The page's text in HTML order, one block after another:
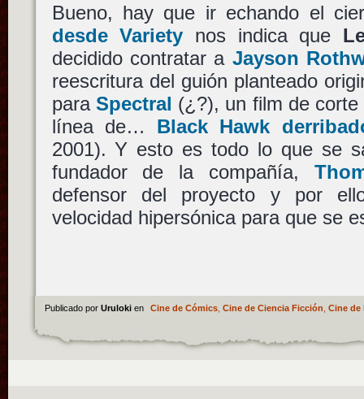
Bueno, hay que ir echando el
desde Variety nos indica que
decidido contratar a Jayson
reescritura del guión planteado
para Spectral (¿?), un film de
línea de… Black Hawk
2001). Y esto es todo lo que se
fundador de la compañía,
defensor del proyecto y por
velocidad hipersónica para que se
Publicado por Uruloki en Cine de Cómics, Cine de Ciencia Ficción Cine de